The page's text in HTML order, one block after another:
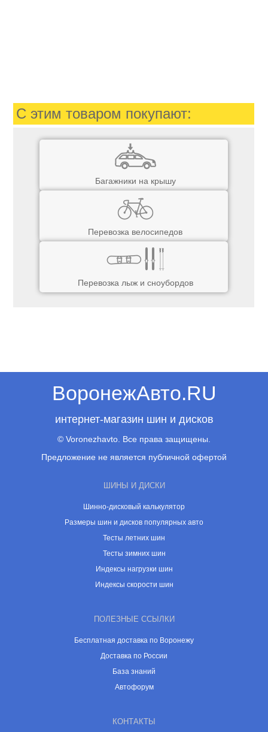
С этим товаром покупают:
Багажники на крышу
Перевозка велосипедов
Перевозка лыж и сноубордов
ВоронежАвто.RU
интернет-магазин шин и дисков
© Voronezhavto. Все права защищены.
Предложение не является публичной офертой
ШИНЫ И ДИСКИ
Шинно-дисковый калькулятор
Размеры шин и дисков популярных авто
Тесты летних шин
Тесты зимних шин
Индексы нагрузки шин
Индексы скорости шин
ПОЛЕЗНЫЕ ССЫЛКИ
Бесплатная доставка по Воронежу
Доставка по России
База знаний
Автофорум
КОНТАКТЫ